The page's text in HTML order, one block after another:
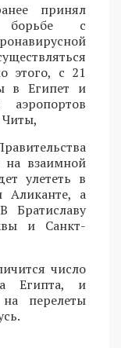
принял
борьбе с
этого, с 21
в Египет и
на взаимной
улететь в
Аликанте, а
Братиславу
и Санкт-
число
Египта, и
перелеты